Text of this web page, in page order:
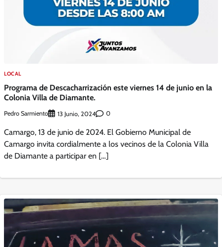
LOCAL
Programa de Descacharrización este viernes 14 de junio en la
Colonia Villa de Diamante.
Pedro Sarmiento 13 Junio, 2024 0
Camargo, 13 de junio de 2024. El Gobierno Municipal de
Camargo invita cordialmente a los vecinos de la Colonia Villa
de Diamante a participar en […]